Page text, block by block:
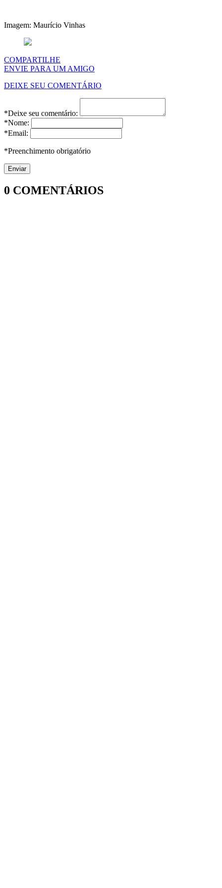
Imagem: Maurício Vinhas
COMPARTILHE
ENVIE PARA UM AMIGO
DEIXE SEU COMENTÁRIO
*Deixe seu comentário:
*Nome:
*Email:
*Preenchimento obrigatório
0 COMENTÁRIOS